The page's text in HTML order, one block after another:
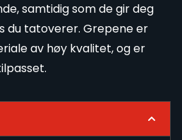
samtidig som de gir deg
du tatoverer. Grepene er
av høy kvalitet, og er